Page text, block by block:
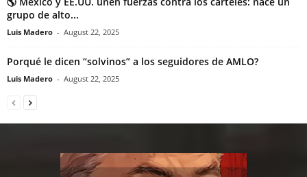
grupo de alto...
Luis Madero - August 22, 2025
Porqué le dicen “solvinos” a los seguidores de AMLO?
Luis Madero - August 22, 2025